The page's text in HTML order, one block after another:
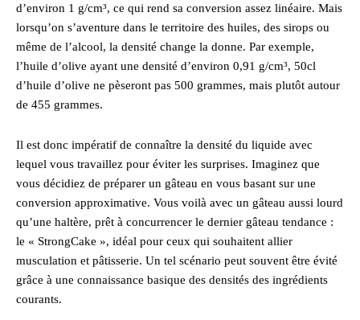
d’environ 1 g/cm³, ce qui rend sa conversion assez linéaire. Mais
lorsqu’on s’aventure dans le territoire des huiles, des sirops ou
même de l’alcool, la densité change la donne. Par exemple,
l’huile d’olive ayant une densité d’environ 0,91 g/cm³, 50cl
d’huile d’olive ne pèseront pas 500 grammes, mais plutôt autour
de 455 grammes.
Il est donc impératif de connaître la densité du liquide avec
lequel vous travaillez pour éviter les surprises. Imaginez que
vous décidiez de préparer un gâteau en vous basant sur une
conversion approximative. Vous voilà avec un gâteau aussi lourd
qu’une haltère, prêt à concurrencer le dernier gâteau tendance :
le « StrongCake », idéal pour ceux qui souhaitent allier
musculation et pâtisserie. Un tel scénario peut souvent être évité
grâce à une connaissance basique des densités des ingrédients
courants.